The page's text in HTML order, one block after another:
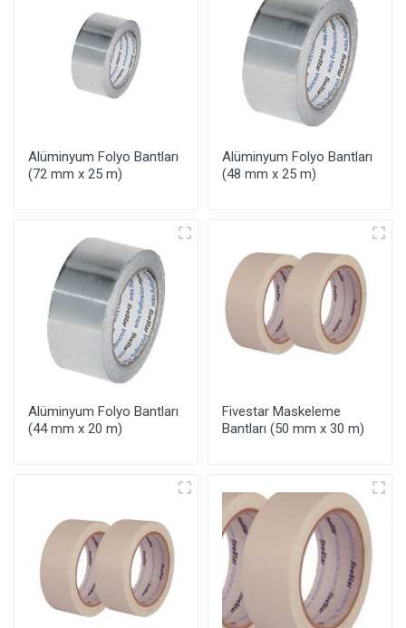
Alüminyum Folyo Bantları
(72 mm x 25 m)
Alüminyum Folyo Bantları
(48 mm x 25 m)
Alüminyum Folyo Bantları
(44 mm x 20 m)
Fivestar Maskeleme
Bantları (50 mm x 30 m)